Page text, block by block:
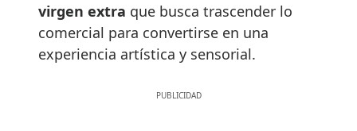
virgen extra que busca trascender lo
comercial para convertirse en una
experiencia artística y sensorial.